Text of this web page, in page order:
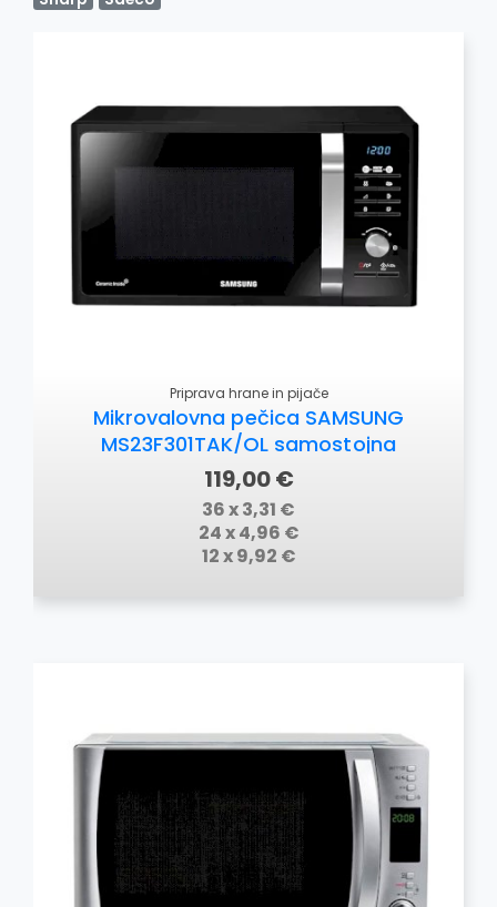
Priprava hrane in pijače
Mikrovalovna pečica SAMSUNG
MS23F301TAK/OL samostojna
119,00 €
36 x 3,31 €
24 x 4,96 €
12 x 9,92 €